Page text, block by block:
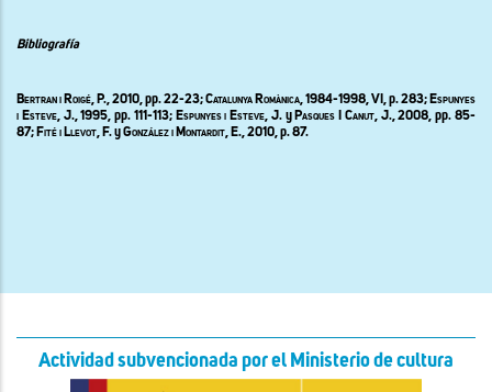
Bibliografía
Bertran i Roigé, P.,2010, pp.22-23; Catalunya Romànica, 1984-1998, VI,p.283; Espunyes
i Esteve, J., 1995,pp. 111-113; Espunyes i Esteve, J. yPasques I Canut, J., 2008,pp.85-
87; Fité i Llevot, F.yGonzález i Montardit, E.,2010, p. 87.
Actividad subvencionada por el Ministerio de cultura